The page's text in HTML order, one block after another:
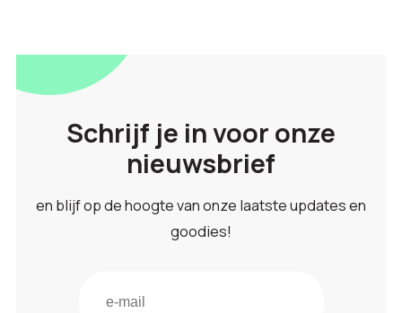
Schrijf je in voor onze
nieuwsbrief
en blijf op de hoogte van onze laatste updates en
goodies!